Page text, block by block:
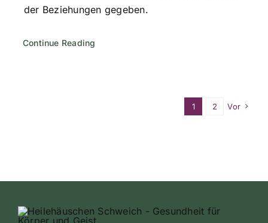
der Beziehungen gegeben.
Continue Reading
1 2 Vor